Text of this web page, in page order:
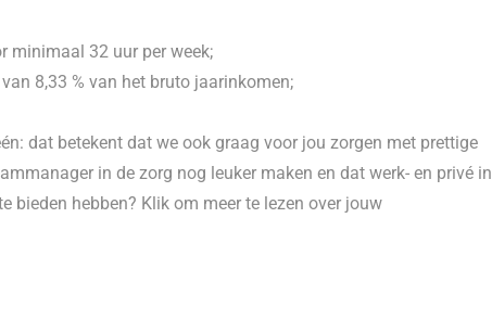
minimaal 32 uur per week;
8,33 % van het bruto jaarinkomen;
dat betekent dat we ook graag voor jou zorgen met prettige
in de zorg nog leuker maken en dat werk- en privé in
bieden hebben? Klik om meer te lezen over jouw